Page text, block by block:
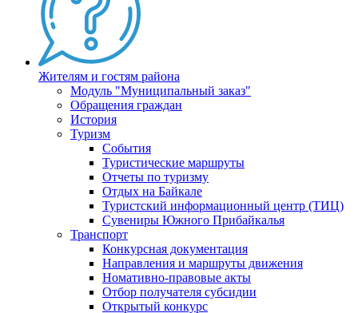
Жителям и гостям района
Модуль "Муниципальный заказ"
Обращения граждан
История
Туризм
События
Туристические маршруты
Отчеты по туризму
Отдых на Байкале
Туристский информационный центр (ТИЦ)
Сувениры Южного Прибайкалья
Транспорт
Конкурсная документация
Направления и маршруты движения
Номативно-правовые акты
Отбор получателя субсидии
Открытый конкурс